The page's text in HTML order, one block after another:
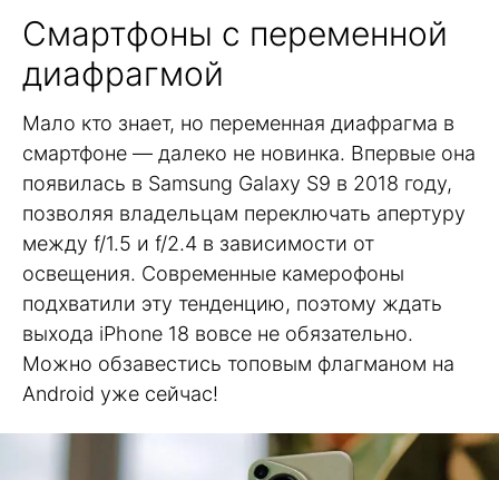
Смартфоны с переменной
диафрагмой
Мало кто знает, но переменная диафрагма в
смартфоне — далеко не новинка. Впервые она
появилась в Samsung Galaxy S9 в 2018 году,
позволяя владельцам переключать апертуру
между f/1.5 и f/2.4 в зависимости от
освещения. Современные камерофоны
подхватили эту тенденцию, поэтому ждать
выхода iPhone 18 вовсе не обязательно.
Можно обзавестись топовым флагманом на
Android уже сейчас!